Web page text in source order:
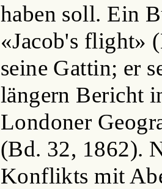
haben soll. Ein
«Jacob's flight»
seine Gattin; er
längern Bericht
Londoner
(Bd. 32, 1862).
Konflikts mit